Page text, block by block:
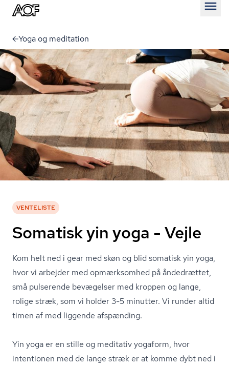
Yoga og meditation
VENTELISTE
Somatisk yin yoga - Vejle
Kom helt ned i gear med skøn og blid somatisk yin yoga,
hvor vi arbejder med opmærksomhed på åndedrættet,
små pulserende bevægelser med kroppen og lange,
rolige stræk, som vi holder 3-5 minutter. Vi runder altid
timen af med liggende afspænding.
Yin yoga er en stille og meditativ yogaform, hvor
intentionen med de lange stræk er at komme dybt ned i